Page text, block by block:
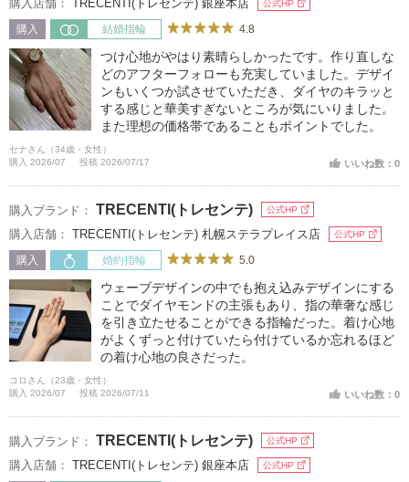
購入店舗： TRECENTI(トレセンテ) 銀座本店 公式HP
購入 結婚指輪 4.8
つけ心地がやはり素晴らしかったです。作り直しな
どのアフターフォローも充実していました。デザイ
ンもいくつか試させていただき、ダイヤのキラッと
する感じと華美すぎないところが気にいりました。
また理想の価格帯であることもポイントでした。
セナさん（34歳・女性）
購入 2026/07
投稿 2026/07/17 いいね数：0
購入ブランド： TRECENTI(トレセンテ) 公式HP
購入店舗： TRECENTI(トレセンテ) 札幌ステラプレイス店 公式HP
購入 婚約指輪 5.0
ウェーブデザインの中でも抱え込みデザインにする
ことでダイヤモンドの主張もあり、指の華奢な感じ
を引き立たせることができる指輪だった。着け心地
がよくずっと付けていたら付けているか忘れるほど
の着け心地の良さだった。
コロさん（23歳・女性）
購入 2026/07
投稿 2026/07/11 いいね数：0
購入ブランド： TRECENTI(トレセンテ) 公式HP
購入店舗： TRECENTI(トレセンテ) 銀座本店 公式HP